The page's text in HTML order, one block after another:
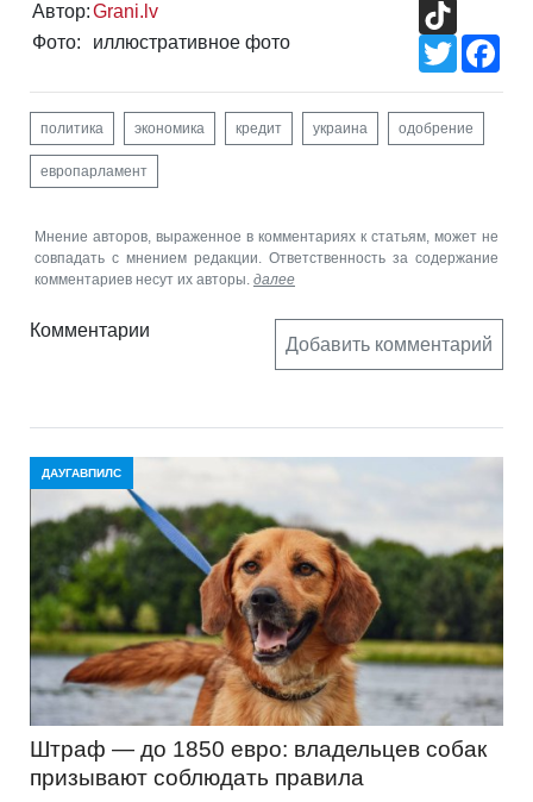
Автор:Grani.lv
Фото:
иллюстративное фото
Twitter
политика экономика кредит украина одобрение
европарламент
Мнение авторов, выраженное в комментариях к статьям, может не
совпадать с мнением редакции. Ответственность за содержание
комментариев несут их авторы. далее
Комментарии
Добавить комментарий
ДАУГАВПИЛС
Штраф — до 1850 евро: владельцев собак
призывают соблюдать правила